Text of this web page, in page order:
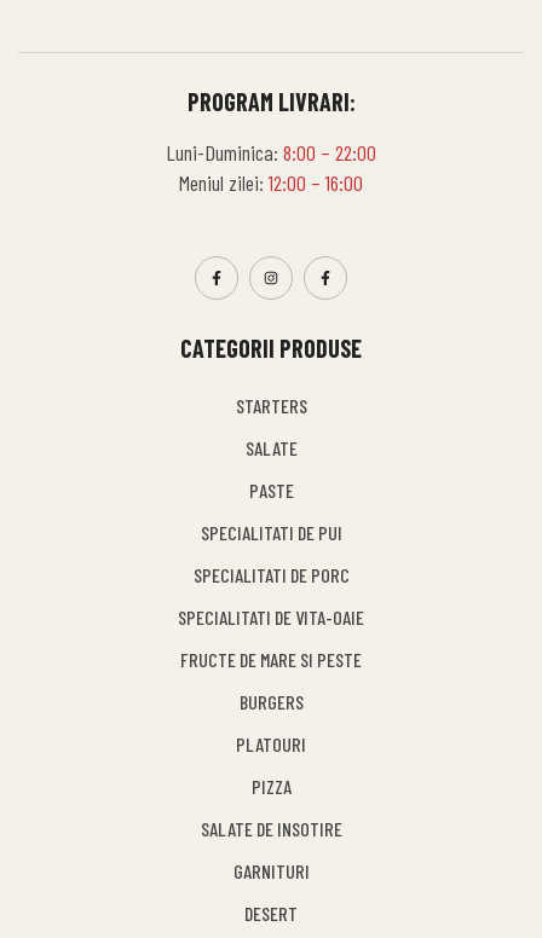
CATEGORII PRODUSE
STARTERS
SALATE
PASTE
SPECIALITATI DE PUI
SPECIALITATI DE PORC
SPECIALITATI DE VITA-OAIE
FRUCTE DE MARE SI PESTE
BURGERS
PLATOURI
PIZZA
SALATE DE INSOTIRE
GARNITURI
DESERT
PROGRAM LIVRARI:
Luni-Duminica: 8:00 – 22:00
Meniul zilei:12:00 – 16:00